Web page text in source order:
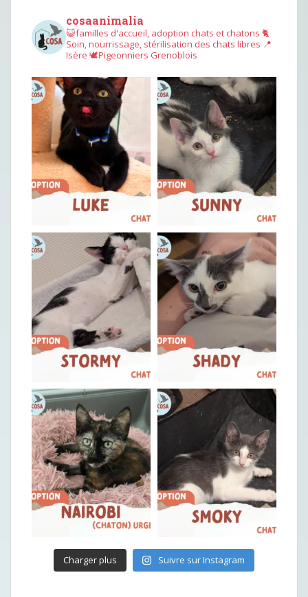
cosaanimalia
😺familles d'accueil, adoption chats et chatons 🐈
Soin, nourrissage, stérilisation des chats libres 📍
Isère 🕊︎Pigeonniers Grenoblois
Charger plus Suivre sur Instagram